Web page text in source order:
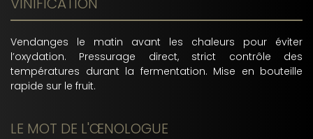
Vendanges le matin avant les chaleurs pour éviter
l’oxydation. Pressurage direct, strict contrôle des
températures durant la fermentation. Mise en bouteille
rapide sur le fruit.
LE MOT DE L'ŒNOLOGUE